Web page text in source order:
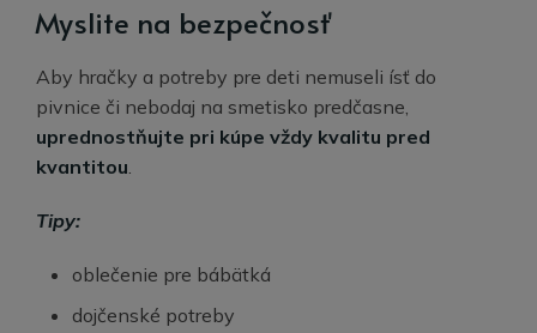
Myslite na bezpečnosť
Aby hračky a potreby pre deti nemuseli ísť do
pivnice či nebodaj na smetisko predčasne,
uprednostňujte pri kúpe vždy kvalitu pred
kvantitou
Tipy:
oblečenie pre bábätká
dojčenské potreby